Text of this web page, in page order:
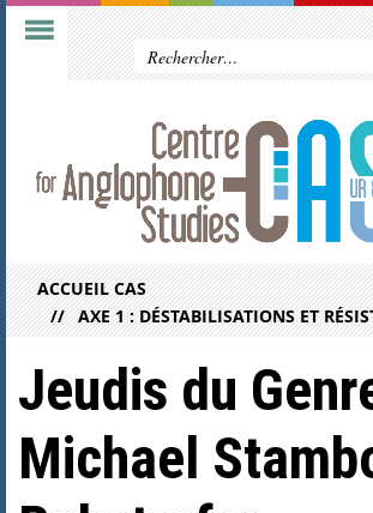
ACCUEIL CAS
AXE 1 : DÉSTABILISATIONS ET
Jeudis du
Michael